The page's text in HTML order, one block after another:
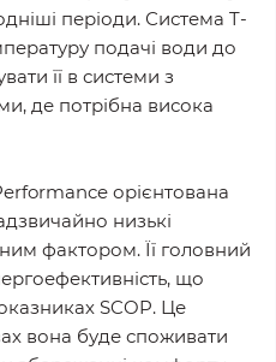
періоди. Система T-
подачі води до
її в системи з
де потрібна висока
орієнтована
низькі
фактором. Її головний
що
SCOP. Це
вона буде споживати